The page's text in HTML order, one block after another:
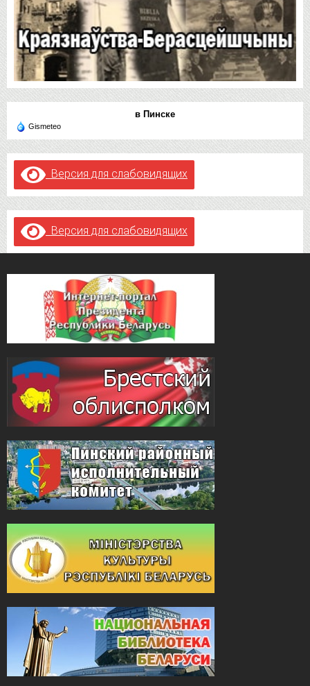
в Пинске
Gismeteo
Версия для слабовидящих
Версия для слабовидящих